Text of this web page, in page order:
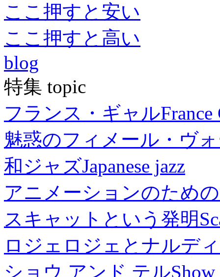
ここ押すと安い
ここ押すと高い
blog
特集 topic
フランス・ギャルFrance
魅惑のフィメール・ヴ
和ジャズJapanese jazz
アニメーションのため
スキャットという発明
ロジェロジェとナルデ
ショウ アンド テル